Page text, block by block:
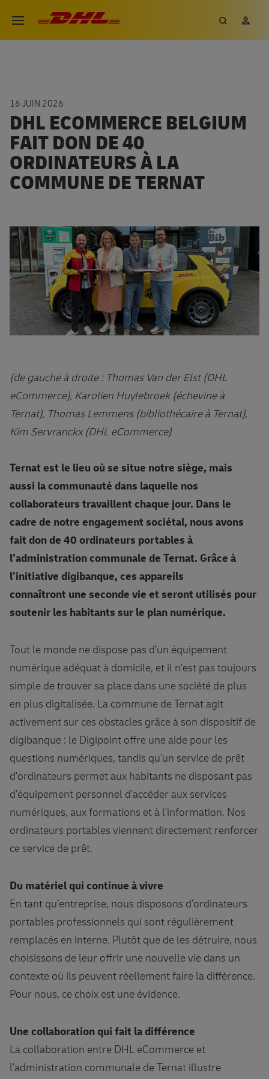
Ouvrir le menu
DHL eCommerce, aller à la
16 JUIN 2026
DHL ECOMMERCE BELGIUM
FAIT DON DE 40
ORDINATEURS À LA
COMMUNE DE TERNAT
(de gauche à droite : Thomas Van der Elst (DHL
eCommerce), Karolien Huylebroek (échevine à
Ternat), Thomas Lemmens (bibliothécaire à Ternat),
Kim Servranckx (DHL eCommerce)
Ternat est le lieu où se situe notre siège, mais
aussi la communauté dans laquelle nos
collaborateurs travaillent chaque jour. Dans le
cadre de notre engagement sociétal, nous avons
fait don de 40 ordinateurs portables à
l’administration communale de Ternat. Grâce à
l’initiative digibanque, ces appareils
connaîtront une seconde vie et seront utilisés pour
soutenir les habitants sur le plan numérique.
Tout le monde ne dispose pas d’un équipement
numérique adéquat à domicile, et il n'est pas toujours
simple de trouver sa place dans une société de plus
en plus digitalisée. La commune de Ternat agit
activement sur ces obstacles grâce à son dispositif de
digibanque : le Digipoint offre une aide pour les
questions numériques, tandis qu’un service de prêt
d'ordinateurs permet aux habitants ne disposant pas
d’équipement personnel d’accéder aux services
numériques, aux formations et à l’information. Nos
ordinateurs portables viennent directement renforcer
ce service de prêt.
Du matériel qui continue à vivre
En tant qu’entreprise, nous disposons d’ordinateurs
portables professionnels qui sont régulièrement
remplacés en interne. Plutôt que de les détruire, nous
choisissons de leur offrir une nouvelle vie dans un
contexte où ils peuvent réellement faire la différence.
Pour nous, ce choix est une évidence.
Une collaboration qui fait la différence
La collaboration entre DHL eCommerce et
l’administration communale de Ternat illustre